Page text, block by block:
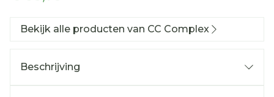
Bekijk alle producten van CC Complex
Beschrijving